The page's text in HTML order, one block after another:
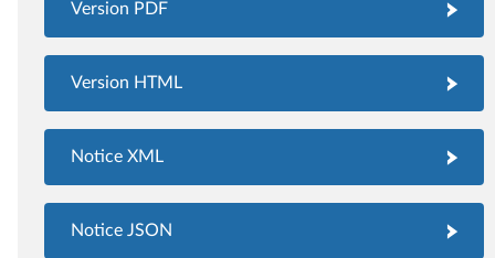
Version PDF
Version HTML
Notice XML
Notice JSON